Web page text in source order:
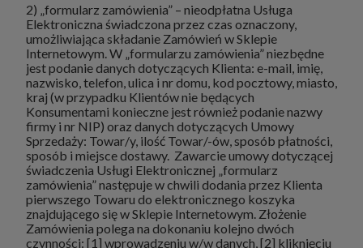
2) „formularz zamówienia” – nieodpłatna Usługa
Elektroniczna świadczona przez czas oznaczony,
umożliwiająca składanie Zamówień w Sklepie
Internetowym. W „formularzu zamówienia” niezbędne
jest podanie danych dotyczących Klienta: e-mail, imię,
nazwisko, telefon, ulica i nr domu, kod pocztowy, miasto,
kraj (w przypadku Klientów nie będących
Konsumentami konieczne jest również podanie nazwy
firmy i nr NIP) oraz danych dotyczących Umowy
Sprzedaży: Towar/y, ilość Towar/-ów, sposób płatności,
sposób i miejsce dostawy. Zawarcie umowy dotyczącej
świadczenia Usługi Elektronicznej „formularz
zamówienia” następuje w chwili dodania przez Klienta
pierwszego Towaru do elektronicznego koszyka
znajdującego się w Sklepie Internetowym. Złożenie
Zamówienia polega na dokonaniu kolejno dwóch
czynności: [1] wprowadzeniu w/w danych, [2] kliknięciu